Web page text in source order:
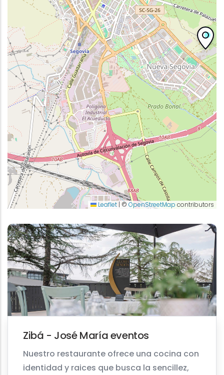
Leaflet | © OpenStreetMap contributors
Zibá - José María eventos
Nuestro restaurante ofrece una cocina con
identidad y raices que busca la sencillez,